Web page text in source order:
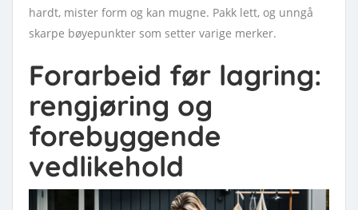
hardt, mister form og kan mugne. Pakk lett, og unngå
skarpe bøyepunkter som setter varige merker.
Forarbeid før lagring:
rengjøring og
forebyggende
vedlikehold